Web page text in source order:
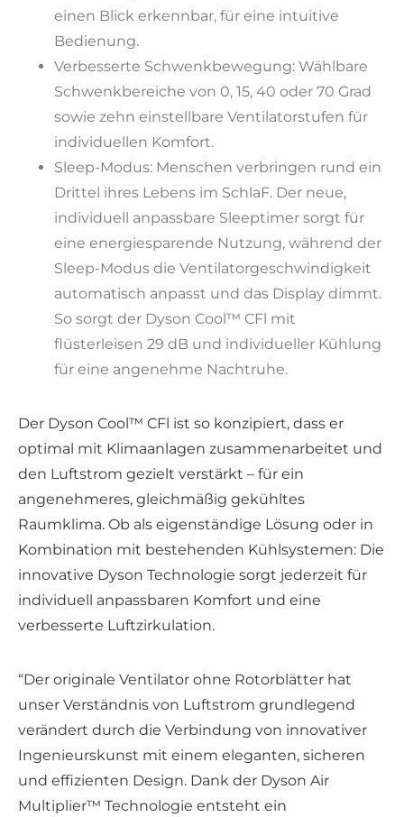
einen Blick erkennbar, für eine intuitive
Bedienung.
Verbesserte Schwenkbewegung: Wählbare
Schwenkbereiche von 0, 15, 40 oder 70 Grad
sowie zehn einstellbare Ventilatorstufen für
individuellen Komfort.
Sleep-Modus: Menschen verbringen rund ein
Drittel ihres Lebens im SchlaF. Der neue,
individuell anpassbare Sleeptimer sorgt für
eine energiesparende Nutzung, während der
Sleep-Modus die Ventilatorgeschwindigkeit
automatisch anpasst und das Display dimmt.
So sorgt der Dyson Cool™ CFl mit
flüsterleisen 29 dB und individueller Kühlung
für eine angenehme Nachtruhe.
Der Dyson Cool™ CFl ist so konzipiert, dass er
optimal mit Klimaanlagen zusammenarbeitet und
den Luftstrom gezielt verstärkt – für ein
angenehmeres, gleichmäßig gekühltes
Raumklima. Ob als eigenständige Lösung oder in
Kombination mit bestehenden Kühlsystemen: Die
innovative Dyson Technologie sorgt jederzeit für
individuell anpassbaren Komfort und eine
verbesserte Luftzirkulation.
“Der originale Ventilator ohne Rotorblätter hat
unser Verständnis von Luftstrom grundlegend
verändert durch die Verbindung von innovativer
Ingenieurskunst mit einem eleganten, sicheren
und effizienten Design. Dank der Dyson Air
Multiplier™ Technologie entsteht ein